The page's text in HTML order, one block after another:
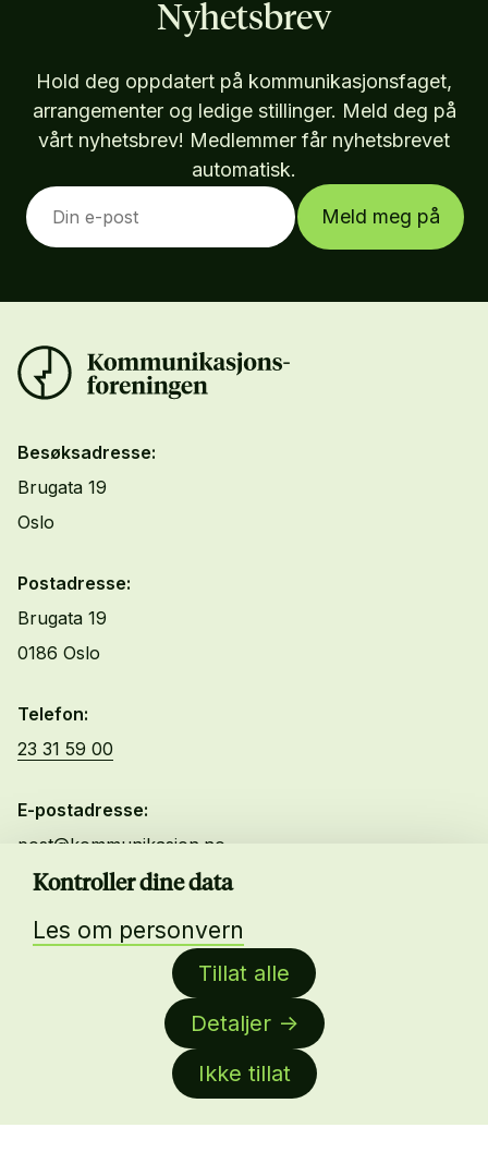
Kontroller dine data
Tillat alle
Detaljer
Ikke tillat
Les om personvern
Nyhetsbrev
Hold deg oppdatert på kommunikasjonsfaget,
arrangementer og ledige stillinger. Meld deg på
vårt nyhetsbrev! Medlemmer får nyhetsbrevet
automatisk.
Meld meg på
Besøksadresse:
Brugata 19
Oslo
Postadresse:
Brugata 19
0186 Oslo
Telefon:
23 31 59 00
E-postadresse:
post@kommunikasjon.no
Kurs og Arrangementer